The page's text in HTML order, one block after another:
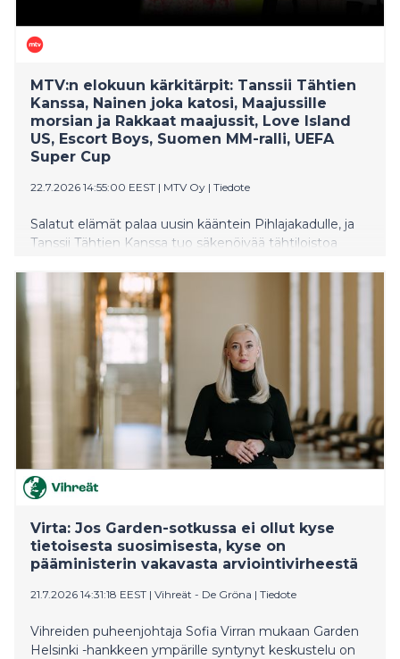
MTV:n elokuun kärkitärpit: Tanssii Tähtien
Kanssa, Nainen joka katosi, Maajussille
morsian ja Rakkaat maajussit, Love Island
US, Escort Boys, Suomen MM-ralli, UEFA
Super Cup
22.7.2026 14:55:00 EEST | MTV Oy | Tiedote
Salatut elämät palaa uusin kääntein Pihlajakadulle, ja
Tanssii Tähtien Kanssa tuo säkenöivää tähtiloistoa
rakkauden äärelle Maajussille morsian- ja Rakkaat
maajussit -ohjelmien parissa. Uusi kotimainen
psykologinen trilleri Nainen joka katosi saa ensi-iltansa.
MTV Katsomoon saapuvat myös ranskalainen
komediasarja Escort Boys sekä ikonisen Siskoni on
noita -sarjan kaikki kaudet. Heinä–elokuun taitteessa
katseet kääntyvät Keski-Suomen sorateille ja Suomen
MM-ralliin. Kesän jalkapallohuumaa jatkavat Super Cup,
Mestarien liigan karsintaottelut, Serie A sekä Ruotsin
Allsvenskan. MTV:n kärkitärpit kokoaa yhteen pakettiin
kuukauden kiinnostavimmat julkaisut sekä MTV
Katsomosta että MTV:n kanavilta. Heinäkuun
Virta: Jos Garden-sotkussa ei ollut kyse
tietoisesta suosimisesta, kyse on
pääministerin vakavasta arviointivirheestä
21.7.2026 14:31:18 EEST | Vihreät - De Gröna | Tiedote
Vihreiden puheenjohtaja Sofia Virran mukaan Garden
Helsinki -hankkeen ympärille syntynyt keskustelu on